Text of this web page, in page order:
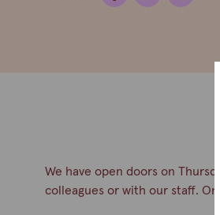
We have open doors on
colleagues or with our staff. On